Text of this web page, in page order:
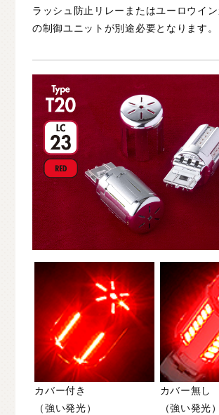
ラッシュ防止リレーまたはユーロウイ
の制御ユニットが別途必要となります。
カバー付き
（強い発光）
カバー無し
（強い発光）